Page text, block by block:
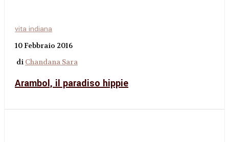
vita indiana
10 Febbraio 2016
di Chandana Sara
Arambol, il paradiso hippie